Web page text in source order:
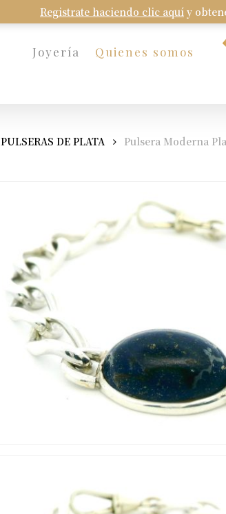
Registrate haciendo clic aquí y
Joyería Quienes somos
PULSERAS DE PLATA Pulsera Moderna